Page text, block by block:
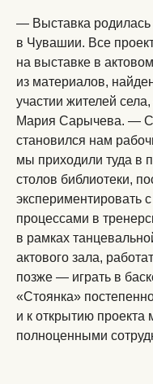
— Выставка
в Чувашии. Все
на выставке в
из материалов,
участии жителей
Мария Сарычева. —
становился нам
мы приходили туда в
столов библиотеки,
экспериментировать
процессами в
в рамках
актового зала,
позже — играть в
«Стоянка»
и к открытию проекта
полноценными